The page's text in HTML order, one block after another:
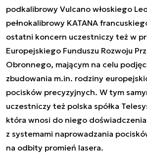
podkalibrowy Vulcano włoskiego
pełnokalibrowy KATANA
ostatni koncern uczestniczy też w
Europejskiego Funduszu Rozwoju
Obronnego, mającym na celu
zbudowania m.in. rodziny
pocisków precyzyjnych. W tym
uczestniczy też polska spółka
która wnosi do niego doświadczenia
z systemami naprowadzania
na odbity promień lasera.